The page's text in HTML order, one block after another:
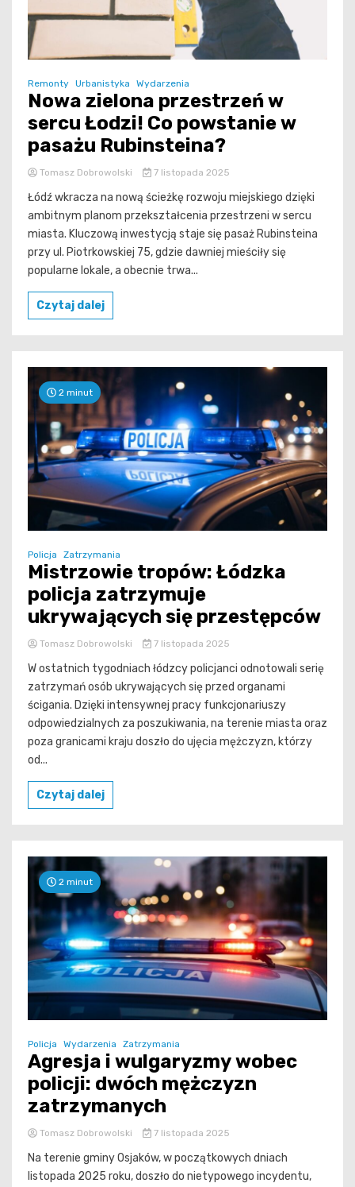
Remonty Urbanistyka Wydarzenia
Nowa zielona przestrzeń w
sercu Łodzi! Co powstanie w
pasażu Rubinsteina?
Tomasz Dobrowolski 7 listopada 2025
Łódź wkracza na nową ścieżkę rozwoju miejskiego dzięki
ambitnym planom przekształcenia przestrzeni w sercu
miasta. Kluczową inwestycją staje się pasaż Rubinsteina
przy ul. Piotrkowskiej 75, gdzie dawniej mieściły się
popularne lokale, a obecnie trwa...
Czytaj dalej
2 minut
Policja Zatrzymania
Mistrzowie tropów: Łódzka
policja zatrzymuje
ukrywających się przestępców
Tomasz Dobrowolski 7 listopada 2025
W ostatnich tygodniach łódzcy policjanci odnotowali serię
zatrzymań osób ukrywających się przed organami
ścigania. Dzięki intensywnej pracy funkcjonariuszy
odpowiedzialnych za poszukiwania, na terenie miasta oraz
poza granicami kraju doszło do ujęcia mężczyzn, którzy
od...
Czytaj dalej
2 minut
Policja Wydarzenia Zatrzymania
Agresja i wulgaryzmy wobec
policji: dwóch mężczyzn
zatrzymanych
Tomasz Dobrowolski 7 listopada 2025
Na terenie gminy Osjaków, w początkowych dniach
listopada 2025 roku, doszło do nietypowego incydentu,